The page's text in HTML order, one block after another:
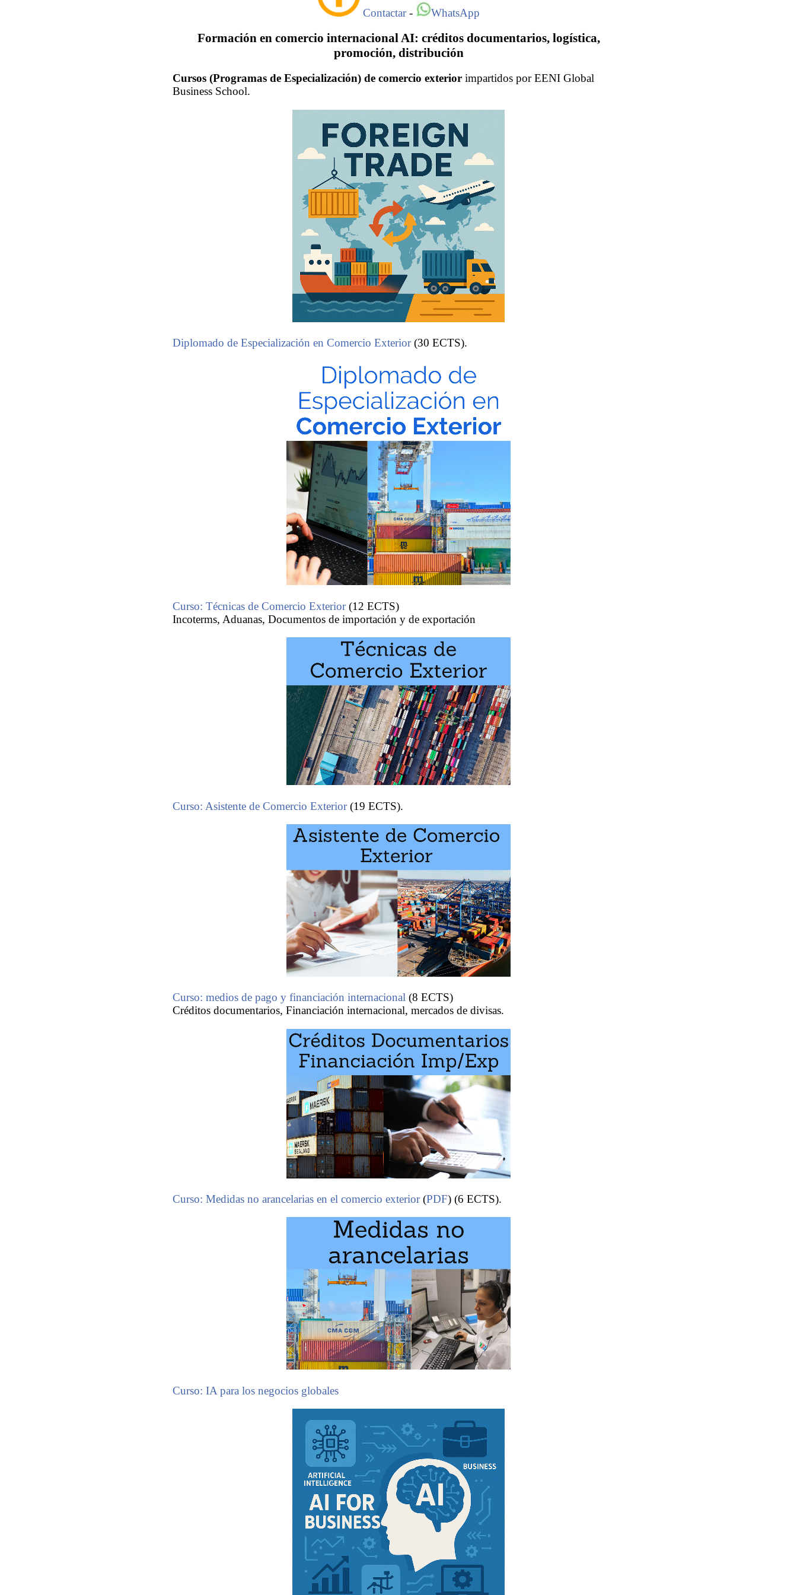
Contactar- WhatsApp
Formación en comercio internacional AI: créditos documentarios, logística,
promoción, distribución
Cursos (Programas de Especialización) de comercio exterior impartidos por EENI Global
Business School.
Diplomado de Especialización en Comercio Exterior(30 ECTS).
Curso: Técnicas de Comercio Exterior(12 ECTS)
Incoterms, Aduanas, Documentos de importación y de exportación
Curso: Asistente de Comercio Exterior(19 ECTS).
Curso: medios de pago y financiación internacional (8 ECTS)
Créditos documentarios, Financiación internacional, mercados de divisas.
Curso: Medidas no arancelarias en el comercio exterior(PDF) (6 ECTS).
Curso: IA para los negocios globales